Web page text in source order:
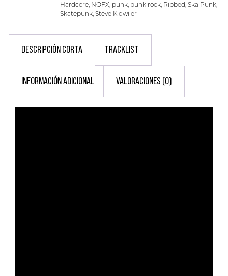
Hardcore, NOFX, punk, punk rock, Ribbed, Ska Punk,
Skatepunk, Steve Kidwiler
DESCRIPCIÓN CORTA TRACKLIST
INFORMACIÓN ADICIONAL VALORACIONES (0)